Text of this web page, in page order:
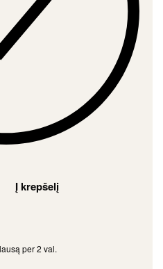
Į krepšelį
per 2 val.